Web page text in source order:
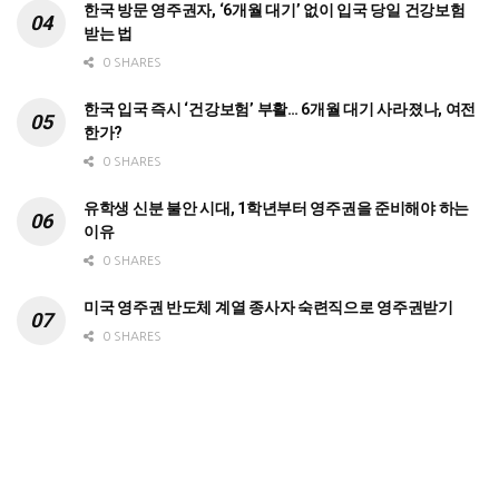
한국 방문 영주권자, ‘6개월 대기’ 없이 입국 당일 건강보험
받는 법
0 SHARES
한국 입국 즉시 ‘건강보험’ 부활… 6개월 대기 사라졌나, 여전
한가?
0 SHARES
유학생 신분 불안 시대, 1학년부터 영주권을 준비해야 하는
이유
0 SHARES
미국 영주권 반도체 계열 종사자 숙련직으로 영주권받기
0 SHARES